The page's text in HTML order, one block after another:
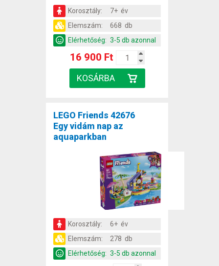
Korosztály:
7+ év
Elemszám:
668 db
Elérhetőség: 3-5 db azonnal
16 900 Ft
LEGO Friends 42676
Egy vidám nap az
aquaparkban
Korosztály:
6+ év
Elemszám:
278 db
Elérhetőség: 3-5 db azonnal